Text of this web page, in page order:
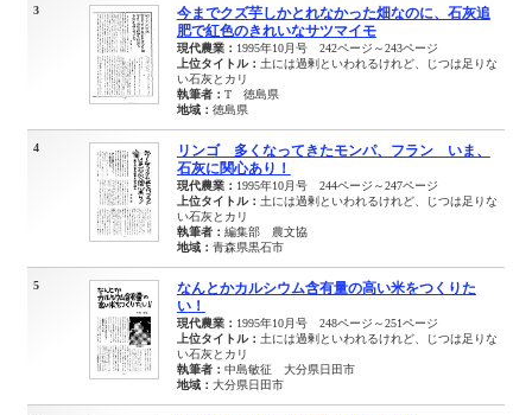
3
今までクズ芋しかとれなかった畑なのに、石灰追
肥で紅色のきれいなサツマイモ
現代農業： 1995年10月号 242ページ～243ページ
上位タイトル： 土には過剰といわれるけれど、じつは足りな
い石灰とカリ
執筆者： T 徳島県
地域： 徳島県
4
リンゴ 多くなってきたモンパ、フラン いま、
石灰に関心あり！
現代農業： 1995年10月号 244ページ～247ページ
上位タイトル： 土には過剰といわれるけれど、じつは足りな
い石灰とカリ
執筆者： 編集部 農文協
地域： 青森県黒石市
5
なんとかカルシウム含有量の高い米をつくりた
い！
現代農業： 1995年10月号 248ページ～251ページ
上位タイトル： 土には過剰といわれるけれど、じつは足りな
い石灰とカリ
執筆者： 中島敏征 大分県日田市
地域： 大分県日田市